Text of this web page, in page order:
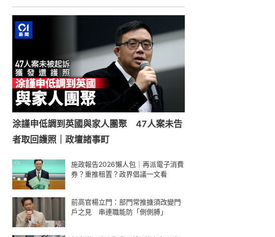
涂謹申低調到英國與家人團聚 47人案未告
者取回護照｜政壇諸事町
施政報告2026懶人包｜再派電子消費
券？重推租置？政界倡議一文看
前高官楊立門：部門常推搪須改變門
戶之見 串連職能防「側側膊」